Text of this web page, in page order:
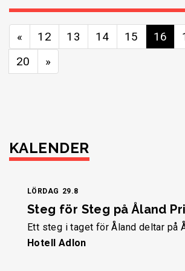
« 12 13 14 15 16
20
»
KALENDER
LÖRDAG 29.8
Steg för Steg på Åland
Ett steg i taget för Åland deltar på
Hotell Adlon